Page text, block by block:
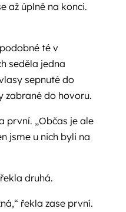
až úplně na konci.
té v
seděla jedna
sepnuté do
zabrané do hovoru.
první. „Občas je ale
jsme u nich byli na
druhá.
řekla zase první.